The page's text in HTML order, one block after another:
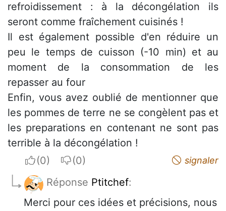
refroidissement : à la décongélation ils
seront comme fraîchement cuisinés !
Il est également possible d'en réduire un
peu le temps de cuisson (-10 min) et au
moment de la consommation de les
repasser au four
Enfin, vous avez oublié de mentionner que
les pommes de terre ne se congèlent pas et
les preparations en contenant ne sont pas
terrible à la décongélation !
I apreciateI do not appreciate signaler
Réponse Ptitchef:
Merci pour ces idées et précisions, nous